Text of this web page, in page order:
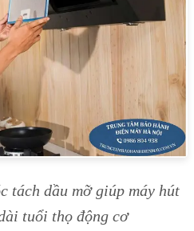
tách dầu mỡ giúp máy hút
tuổi thọ động cơ